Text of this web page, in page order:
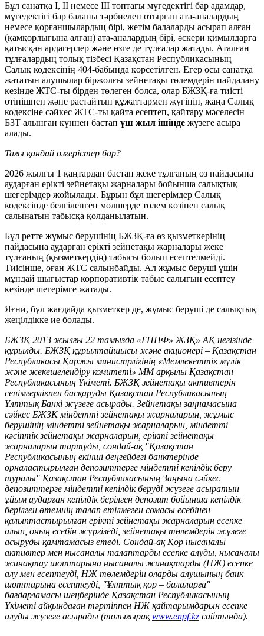
Бұл санатқа I, II немесе III топтағы мүгедектігі бар адамдар,
мүгедектігі бар баланы тәрбиелеп отырған ата-аналардың
немесе қорғаншылардың бірі, жетім балаларды асырап алған
(қамқорлығына алған) ата-аналардың бірі, әскери қимылдарға
қатысқан ардагерлер және өзге де тұлғалар жатады. Аталған
тұлғалардың толық тізбесі Қазақстан Республикасының
Салық кодексінің 404-бабында көрсетілген. Егер осы санатқа
жататын алушылар біржолғы зейнетақы төлемдерін пайдалану
кезінде ЖТС-ты бірден төлеген болса, олар БЖЗҚ-ға тиісті
өтінішпен және растайтын құжаттармен жүгініп, жаңа Салық
кодексіне сәйкес ЖТС-ты қайта есептеп, қайтару мәселесін
БЗТ алынған күннен бастап үш жыл ішінде жүзеге асыра
алады.
Тағы қандай өзгерістер бар?
2026 жылғы 1 қаңтардан бастап жеке тұлғаның өз пайдасына
аударған ерікті зейнетақы жарналары бойынша салықтық
шегерімдер жойылады. Бұрын бұл шегерімдер Салық
кодексінде белгіленген мөлшерде төлем көзінен салық
салынатын табысқа қолданылатын.
Бұл ретте жұмыс берушінің БЖЗҚ-ға өз қызметкерінің
пайдасына аударған ерікті зейнетақы жарналары жеке
тұлғаның (қызметкердің) табысы болып есептелмейді.
Тиісінше, оған ЖТС салынбайды. Ал жұмыс беруші үшін
мұндай шығыстар корпоративтік табыс салығын есептеу
кезінде шегерімге жатады.
Яғни, бұл жағдайда қызметкер де, жұмыс беруші де салықтық
жеңілдікке ие болады.
БЖЗҚ 2013 жылғы 22 тамызда «ГНПФ» ЖЗҚ» АҚ негізінде
құрылды. БЖЗҚ құрылтайшысы және акционері – Қазақстан
Республикасы Қаржы министрлігінің «Мемлекеттік мүлік
және жекешелендіру комитеті» ММ арқылы Қазақстан
Республикасының Үкіметі. БЖЗҚ зейнетақы активтерін
сенімгерлікпен басқаруды Қазақстан Республикасының
Ұлттық Банкі жүзеге асырады. Зейнетақы заңнамасына
сәйкес БЖЗҚ міндетті зейнетақы жарналарын, жұмыс
берушінің міндетті зейнетақы жарналарын, міндетті
кәсіптік зейнетақы жарналарын, ерікті зейнетақы
жарналарын тартуды, сондай-ақ "Қазақстан
Республикасының екінші деңгейдегі банктерінде
орналастырылған депозиттерге міндетті кепілдік беру
туралы" Қазақстан Республикасының Заңына сәйкес
депозиттерге міндетті кепілдік беруді жүзеге асыратын
ұйым аударған кепілдік берілген депозит бойынша кепілдік
берілген өтемнің талап етілмеген сомасы есебінен
қалыптастырылған ерікті зейнетақы жарналарын есепке
алып, оның есебін жүргізеді, зейнетақы төлемдерін жүзеге
асыруды қамтамасыз етеді. Сондай-ақ Қор нысаналы
активтер мен нысаналы талаптарды есепке алуды, нысаналы
жинақтау шоттарына нысаналы жинақтарды (НЖ) есепке
алу мен есептеуді, НЖ төлемдерін оларды алушының банк
шоттарына есептеуді, "Ұлттық қор – балаларға"
бағдарламасы шеңберінде Қазақстан Республикасының
Үкіметі айқындаған тәртіппен НЖ қайтарымдарын есепке
алуды жүзеге асырады (толығырақwww.enpf.kz сайтында).